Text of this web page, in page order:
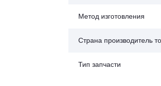
Метод изготовления
Страна производитель
Тип запчасти